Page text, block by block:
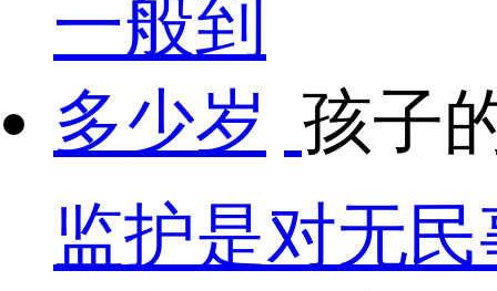
孩子
监护是对无